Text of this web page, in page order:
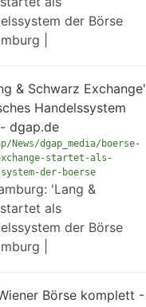
der Börse
|
& Schwarz Exchange'
Handelssystem
dgap.de
News/dgap_media/boerse-
startet-als-
der-boerse
'Lang &
als
der Börse
|
Börse komplett -